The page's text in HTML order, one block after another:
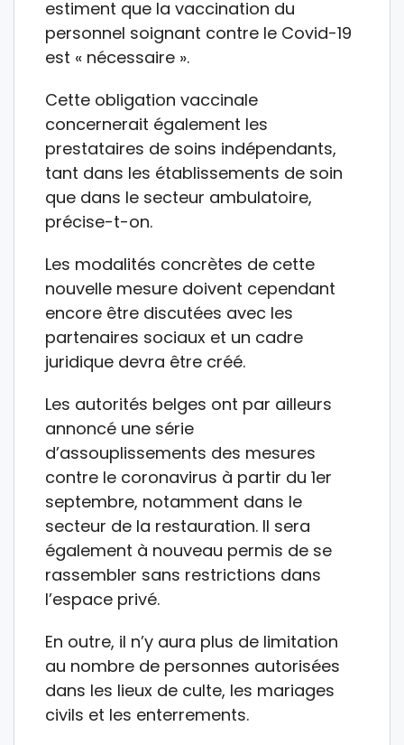
estiment que la vaccination du
personnel soignant contre le Covid-19
est « nécessaire ».
Cette obligation vaccinale
concernerait également les
prestataires de soins indépendants,
tant dans les établissements de soin
que dans le secteur ambulatoire,
précise-t-on.
Les modalités concrètes de cette
nouvelle mesure doivent cependant
encore être discutées avec les
partenaires sociaux et un cadre
juridique devra être créé.
Les autorités belges ont par ailleurs
annoncé une série
d’assouplissements des mesures
contre le coronavirus à partir du 1er
septembre, notamment dans le
secteur de la restauration. Il sera
également à nouveau permis de se
rassembler sans restrictions dans
l’espace privé.
En outre, il n’y aura plus de limitation
au nombre de personnes autorisées
dans les lieux de culte, les mariages
civils et les enterrements.